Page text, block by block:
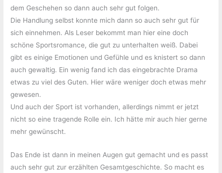
dem Geschehen so dann auch sehr gut folgen.
Die Handlung selbst konnte mich dann so auch sehr gut für
sich einnehmen. Als Leser bekommt man hier eine doch
schöne Sportsromance, die gut zu unterhalten weiß. Dabei
gibt es einige Emotionen und Gefühle und es knistert so dann
auch gewaltig. Ein wenig fand ich das eingebrachte Drama
etwas zu viel des Guten. Hier wäre weniger doch etwas mehr
gewesen.
Und auch der Sport ist vorhanden, allerdings nimmt er jetzt
nicht so eine tragende Rolle ein. Ich hätte mir auch hier gerne
mehr gewünscht.
Das Ende ist dann in meinen Augen gut gemacht und es passt
auch sehr gut zur erzählten Gesamtgeschichte. So macht es